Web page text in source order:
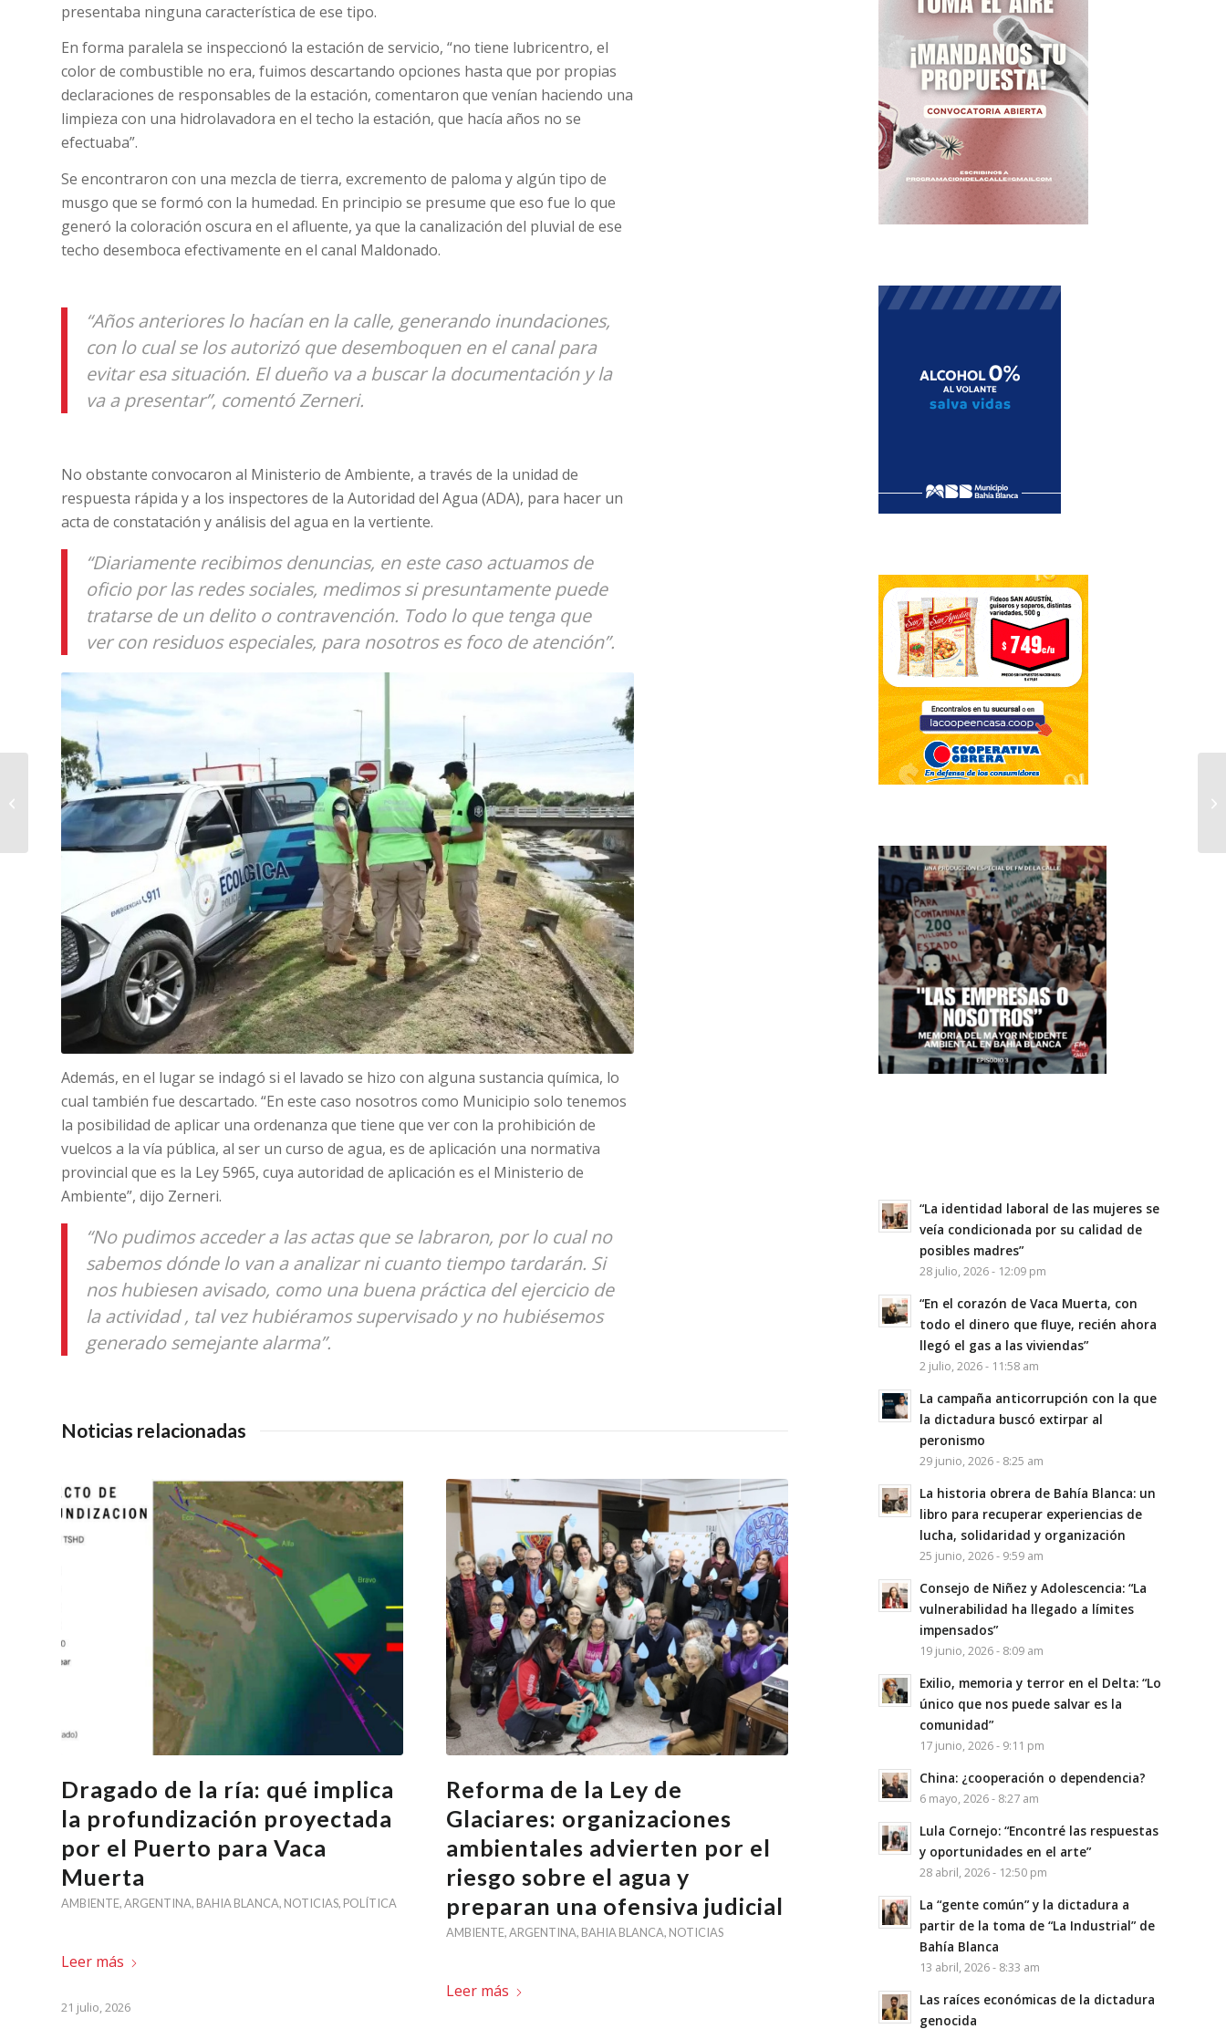
presentaba ninguna característica de ese tipo.
En forma paralela se inspeccionó la estación de servicio, “no tiene lubricentro, el
color de combustible no era, fuimos descartando opciones hasta que por propias
declaraciones de responsables de la estación, comentaron que venían haciendo una
limpieza con una hidrolavadora en el techo la estación, que hacía años no se
efectuaba”.
Se encontraron con una mezcla de tierra, excremento de paloma y algún tipo de
musgo que se formó con la humedad. En principio se presume que eso fue lo que
generó la coloración oscura en el afluente, ya que la canalización del pluvial de ese
techo desemboca efectivamente en el canal Maldonado.
“Años anteriores lo hacían en la calle, generando inundaciones,
con lo cual se los autorizó que desemboquen en el canal para
evitar esa situación. El dueño va a buscar la documentación y la
va a presentar”, comentó Zerneri.
No obstante convocaron al Ministerio de Ambiente, a través de la unidad de
respuesta rápida y a los inspectores de la Autoridad del Agua (ADA), para hacer un
acta de constatación y análisis del agua en la vertiente.
“Diariamente recibimos denuncias, en este caso actuamos de
oficio por las redes sociales, medimos si presuntamente puede
tratarse de un delito o contravención. Todo lo que tenga que
ver con residuos especiales, para nosotros es foco de atención”.
Además, en el lugar se indagó si el lavado se hizo con alguna sustancia química, lo
cual también fue descartado. “En este caso nosotros como Municipio solo tenemos
la posibilidad de aplicar una ordenanza que tiene que ver con la prohibición de
vuelcos a la vía pública, al ser un curso de agua, es de aplicación una normativa
provincial que es la Ley 5965, cuya autoridad de aplicación es el Ministerio de
Ambiente”, dijo Zerneri.
“No pudimos acceder a las actas que se labraron, por lo cual no
sabemos dónde lo van a analizar ni cuanto tiempo tardarán. Si
nos hubiesen avisado, como una buena práctica del ejercicio de
la actividad , tal vez hubiéramos supervisado y no hubiésemos
generado semejante alarma”.
Noticias relacionadas
Dragado de la ría: qué implica
la profundización proyectada
por el Puerto para Vaca
Muerta
AMBIENTE,ARGENTINA, BAHIA BLANCA, NOTICIAS, POLÍTICA
Leer más
21 julio, 2026
Reforma de la Ley de
Glaciares: organizaciones
ambientales advierten por el
riesgo sobre el agua y
preparan una ofensiva judicial
AMBIENTE,ARGENTINA, BAHIA BLANCA, NOTICIAS
Leer más
“La identidad laboral de las mujeres se
veía condicionada por su calidad de
posibles madres”
28 julio, 2026 - 12:09 pm
“En el corazón de Vaca Muerta, con
todo el dinero que fluye, recién ahora
llegó el gas a las viviendas”
2 julio, 2026 - 11:58 am
La campaña anticorrupción con la que
la dictadura buscó extirpar al
peronismo
29 junio, 2026 - 8:25 am
La historia obrera de Bahía Blanca: un
libro para recuperar experiencias de
lucha, solidaridad y organización
25 junio, 2026 - 9:59 am
Consejo de Niñez y Adolescencia: “La
vulnerabilidad ha llegado a límites
impensados”
19 junio, 2026 - 8:09 am
Exilio, memoria y terror en el Delta: “Lo
único que nos puede salvar es la
comunidad”
17 junio, 2026 - 9:11 pm
China: ¿cooperación o dependencia?
6 mayo, 2026 - 8:27 am
Lula Cornejo: “Encontré las respuestas
y oportunidades en el arte”
28 abril, 2026 - 12:50 pm
La “gente común” y la dictadura a
partir de la toma de “La Industrial” de
Bahía Blanca
13 abril, 2026 - 8:33 am
Las raíces económicas de la dictadura
genocida
Solano: “Tenemos que
ir con una izquierda
con fuerza para
gobernar...